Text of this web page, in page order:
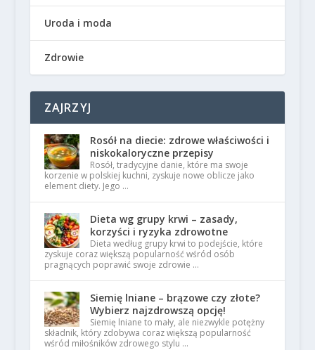
Uroda i moda
Zdrowie
ZAJRZYJ
Rosół na diecie: zdrowe właściwości i
niskokaloryczne przepisy
Rosół, tradycyjne danie, które ma swoje
korzenie w polskiej kuchni, zyskuje nowe oblicze jako
element diety. Jego …
Dieta wg grupy krwi – zasady,
korzyści i ryzyka zdrowotne
Dieta według grupy krwi to podejście, które
zyskuje coraz większą popularność wśród osób
pragnących poprawić swoje zdrowie …
Siemię lniane – brązowe czy złote?
Wybierz najzdrowszą opcję!
Siemię lniane to mały, ale niezwykle potężny
składnik, który zdobywa coraz większą popularność
wśród miłośników zdrowego stylu …